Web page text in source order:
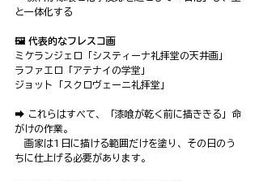
と一体化する
🖼 代表的なフレスコ画
ミケランジェロ「システィーナ礼拝堂の天井画」
ラファエロ「アテナイの学堂」
ジョット「スクロヴェーニ礼拝堂」
➡︎ これらはすべて、「漆喰が乾く前に描ききる」命
がけの作業。
画家は1日に描ける範囲だけを塗り、その日のう
ちに仕上げる必要があります。